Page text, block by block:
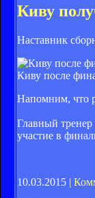
Киву
Наставник
Киву после
Напомним, что
Главный
участие в
10.03.2015 |